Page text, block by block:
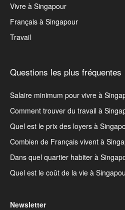
Vivre à Singapour
Français à Singapour
Travail
Questions les plus fréquentes
Salaire minimum pour vivre à
Comment trouver du travail à
Quel est le prix des loyers à
Combien de Français vivent à
Dans quel quartier habiter à
Quel est le coût de la vie à
Newsletter